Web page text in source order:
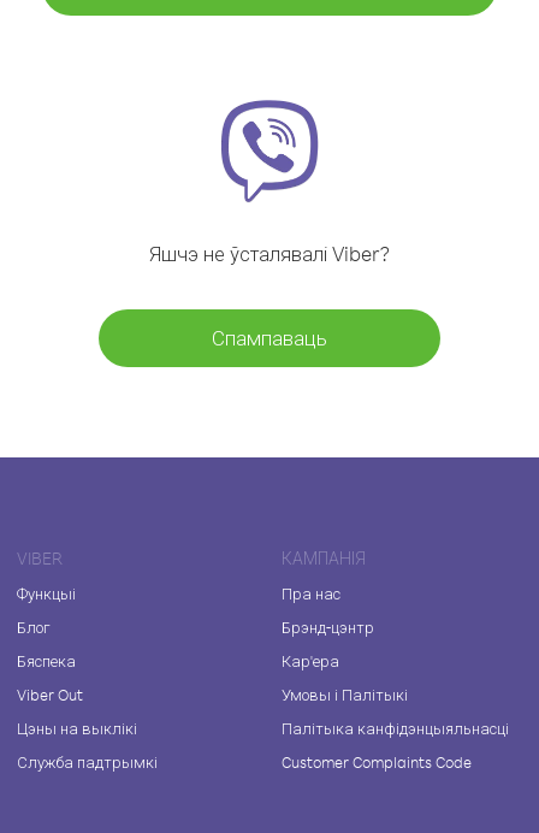
Яшчэ не ўсталявалі Viber?
Спампаваць
VIBER
Функцыі
Блог
Бяспека
Viber Out
Цэны на выклікі
Служба падтрымкі
КАМПАНІЯ
Пра нас
Брэнд-цэнтр
Кар'ера
Умовы і Палітыкі
Палітыка канфідэнцыяльнасці
Customer Complaints Code